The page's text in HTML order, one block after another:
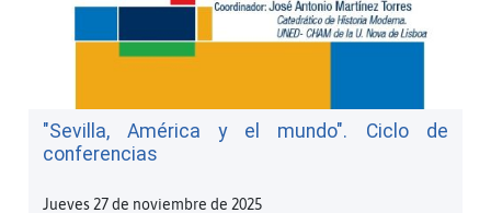
"Sevilla, América y el mundo". Ciclo de
conferencias
Jueves 27 de noviembre de 2025